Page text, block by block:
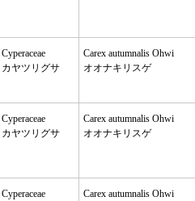
Cyperaceae
カヤツリグサ
Carex autumnalis Ohwi
オオナキリスゲ
Cyperaceae
カヤツリグサ
Carex autumnalis Ohwi
オオナキリスゲ
Cyperaceae
Carex autumnalis Ohwi